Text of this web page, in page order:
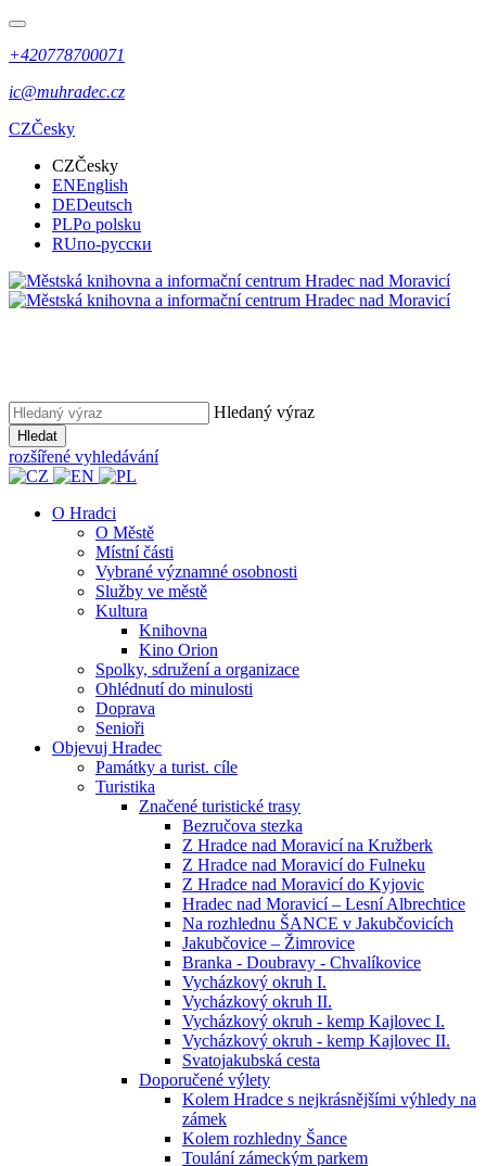
+420778700071
ic@muhradec.cz
CZČesky
CZČesky
ENEnglish
DEDeutsch
PLPo polsku
RUпо-русски
Hledaný výraz
Hledat
rozšířené vyhledávání
O Hradci
O Městě
Místní části
Vybrané významné osobnosti
Služby ve městě
Kultura
Knihovna
Kino Orion
Spolky, sdružení a organizace
Ohlédnutí do minulosti
Doprava
Senioři
Objevuj Hradec
Památky a turist. cíle
Turistika
Značené turistické trasy
Bezručova stezka
Z Hradce nad Moravicí na Kružberk
Z Hradce nad Moravicí do Fulneku
Z Hradce nad Moravicí do Kyjovic
Hradec nad Moravicí – Lesní Albrechtice
Na rozhlednu ŠANCE v Jakubčovicích
Jakubčovice – Žimrovice
Branka - Doubravy - Chvalíkovice
Vycházkový okruh I.
Vycházkový okruh II.
Vycházkový okruh - kemp Kajlovec I.
Vycházkový okruh - kemp Kajlovec II.
Svatojakubská cesta
Doporučené výlety
Kolem Hradce s nejkrásnějšími výhledy na
zámek
Kolem rozhledny Šance
Toulání zámeckým parkem